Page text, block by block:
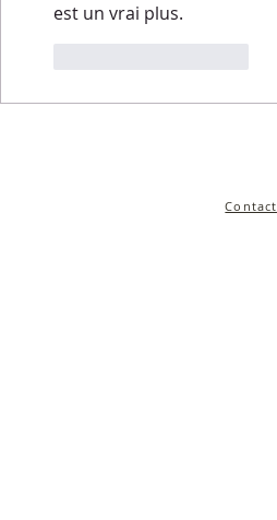
est un vrai plus.
Contact